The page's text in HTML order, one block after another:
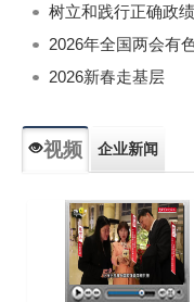
树立和践行正确政
2026年全国两会有
2026新春走基层
视频 企业新闻